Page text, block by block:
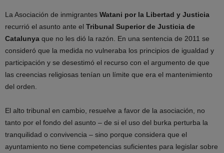
La Asociación de inmigrantes Watani por la Libertad y Justicia
recurrió el asunto ante el Tribunal Superior de Justicia de
Catalunya que no les dió la razón. En una sentencia de 2011 se
consideró que la medida no vulneraba los principios de igualdad y
participación y se desestimó el recurso con el argumento de que
las creencias religiosas tenían un límite que era el mantenimiento
del orden.
El alto tribunal en cambio, resuelve a favor de la asociación, no
tanto por el fondo del asunto – de si el uso del burka perturba la
tranquilidad o convivencia – sino porque considera que el
ayuntamiento no tiene competencias suficientes para legislar sobre